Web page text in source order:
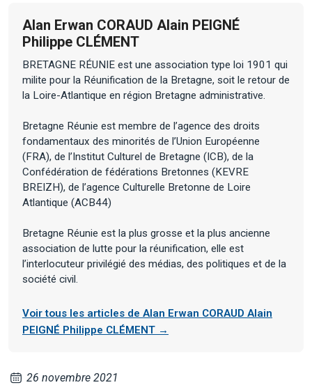
Alan Erwan CORAUD Alain PEIGNÉ
Philippe CLÉMENT
BRETAGNE RÉUNIE est une association type loi 1901 qui
milite pour la Réunification de la Bretagne, soit le retour de
la Loire-Atlantique en région Bretagne administrative.
Bretagne Réunie est membre de l’agence des droits
fondamentaux des minorités de l’Union Européenne
(FRA), de l’Institut Culturel de Bretagne (ICB), de la
Confédération de fédérations Bretonnes (KEVRE
BREIZH), de l’agence Culturelle Bretonne de Loire
Atlantique (ACB44)
Bretagne Réunie est la plus grosse et la plus ancienne
association de lutte pour la réunification, elle est
l’interlocuteur privilégié des médias, des politiques et de la
société civil.
Voir tous les articles de Alan Erwan CORAUD Alain
PEIGNÉ Philippe CLÉMENT →
26 novembre 2021